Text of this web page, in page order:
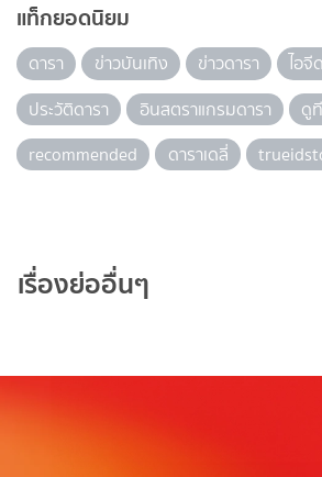
แท็กยอดนิยม
ดารา ข่าวบันเทิง ข่าวดารา
ไอจี
ประวัติดารา
อินสตราแกรมดารา
ดู
recommended
ดาราเดลี่
เรื่องย่ออื่นๆ